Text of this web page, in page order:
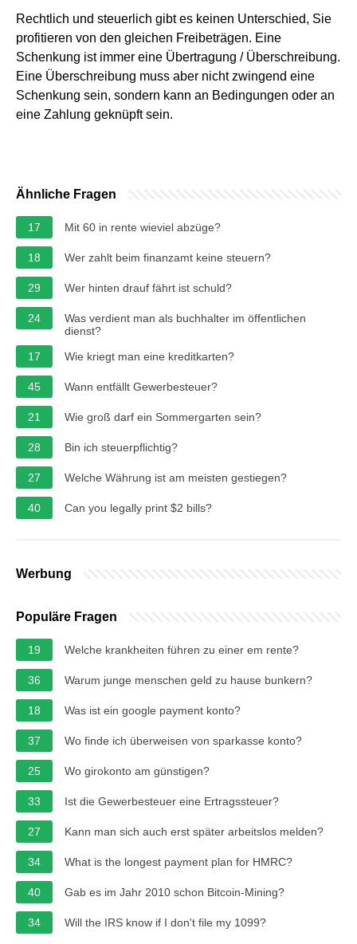
Rechtlich und steuerlich gibt es keinen Unterschied, Sie
profitieren von den gleichen Freibeträgen. Eine
Schenkung ist immer eine Übertragung / Überschreibung.
Eine Überschreibung muss aber nicht zwingend eine
Schenkung sein, sondern kann an Bedingungen oder an
eine Zahlung geknüpft sein.
Ähnliche Fragen
17 Mit 60 in rente wieviel abzüge?
18 Wer zahlt beim finanzamt keine steuern?
29 Wer hinten drauf fährt ist schuld?
24
Was verdient man als buchhalter im öffentlichen
dienst?
17
Wie kriegt man eine kreditkarten?
45 Wann entfällt Gewerbesteuer?
21 Wie groß darf ein Sommergarten sein?
28 Bin ich steuerpflichtig?
27 Welche Währung ist am meisten gestiegen?
40 Can you legally print $2 bills?
Werbung
Populäre Fragen
19 Welche krankheiten führen zu einer em rente?
36 Warum junge menschen geld zu hause bunkern?
18 Was ist ein google payment konto?
37 Wo finde ich überweisen von sparkasse konto?
25 Wo girokonto am günstigen?
33 Ist die Gewerbesteuer eine Ertragssteuer?
27 Kann man sich auch erst später arbeitslos melden?
34 What is the longest payment plan for HMRC?
40 Gab es im Jahr 2010 schon Bitcoin-Mining?
34 Will the IRS know if I don't file my 1099?